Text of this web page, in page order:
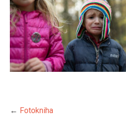
← Fotokniha